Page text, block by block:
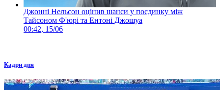
Джонні Нельсон оцінив шанси у поєдинку між
Тайсоном Ф'юрі та Ентоні Джошуа
00:42, 15/06
Кадри дня